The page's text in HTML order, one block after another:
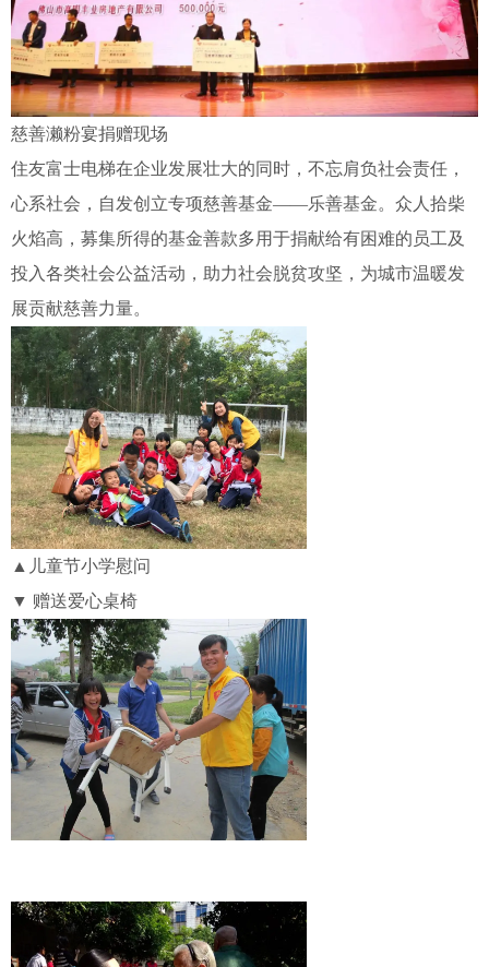
慈善濑粉宴捐赠现场
住友富士电梯在企业发展壮大的同时，不忘肩负社会责任，
心系社会，自发创立专项慈善基金——乐善基金。众人拾柴
火焰高，募集所得的基金善款多用于捐献给有困难的员工及
投入各类社会公益活动，助力社会脱贫攻坚，为城市温暖发
展贡献慈善力量。
▲儿童节小学慰问
▼ 赠送爱心桌椅